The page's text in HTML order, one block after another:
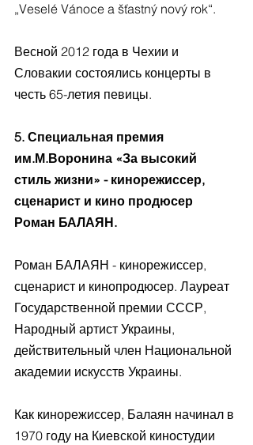
„Veselé Vánoce a šťastný nový rok“.
Весной 2012 года в Чехии и
Словакии состоялись концерты в
честь 65-летия певицы.
5. Специальная премия
им.М.Воронина «За высокий
стиль жизни» - кинорежиссер,
сценарист и кино продюсер
Роман БАЛАЯН.
Роман БАЛАЯН - кинорежиссер,
сценарист и кинопродюсер. Лауреат
Государственной премии СССР,
Народный артист Украины,
действительный член Национальной
академии искусств Украины.
Как кинорежиссер, Балаян начинал в
1970 году на Киевской киностудии